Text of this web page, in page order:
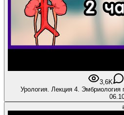
3,6K
Урология. Лекция 4. Эмбриология